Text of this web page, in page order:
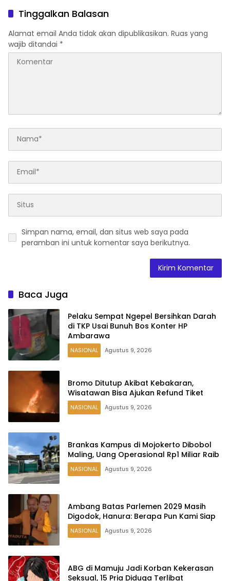
Tinggalkan Balasan
Alamat email Anda tidak akan dipublikasikan. Ruas yang
wajib ditandai *
Simpan nama, email, dan situs web saya pada
peramban ini untuk komentar saya berikutnya.
Baca Juga
Pelaku Sempat Ngepel Bersihkan Darah
di TKP Usai Bunuh Bos Konter HP
Ambarawa
NASIONAL Agustus 9, 2026
Bromo Ditutup Akibat Kebakaran,
Wisatawan Bisa Ajukan Refund Tiket
NASIONAL Agustus 9, 2026
Brankas Kampus di Mojokerto Dibobol
Maling, Uang Operasional Rp1 Miliar Raib
NASIONAL Agustus 9, 2026
Ambang Batas Parlemen 2029 Masih
Digodok, Hanura: Berapa Pun Kami Siap
NASIONAL Agustus 9, 2026
ABG di Mamuju Jadi Korban Kekerasan
Seksual, 15 Pria Diduga Terlibat